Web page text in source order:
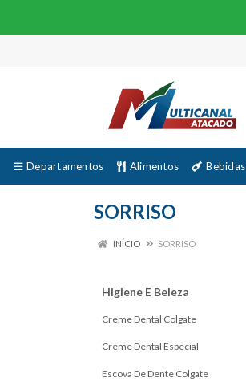
Departamentos Alimentos Bebidas
SORRISO
INÍCIO SORRISO
Higiene E Beleza
Creme Dental Colgate
Creme Dental Especial
Escova De Dente Colgate